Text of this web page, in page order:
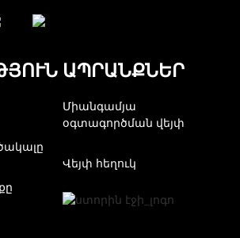
ԱՊՐԱՆՔՆԵՐ
Միանգամյա
օգտագործման վեյփ
Վեյփ հեղուկ